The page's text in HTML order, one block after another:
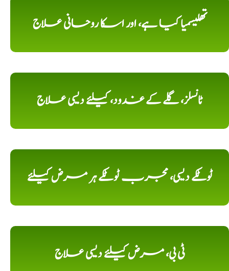
تھلیسمیا کیا ہے، اور اسکا روحانی علاج
ٹانسلز، گلے کے غدود، کیلئے دیسی علاج
ٹوٹکے دیسی، مجرب ٹوٹکے ہر مرض کیلئے
ٹی بی، مرض کیلئے دیسی علاج